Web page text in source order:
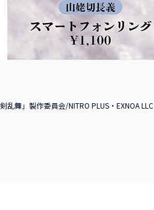
乱舞」製作委員会/NITRO PLUS・EXNOA LLC